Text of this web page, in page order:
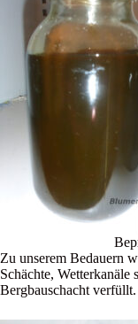
Zu unserem Bedauern
Schächte, Wetterkanäle
Bergbauschacht verfüllt.